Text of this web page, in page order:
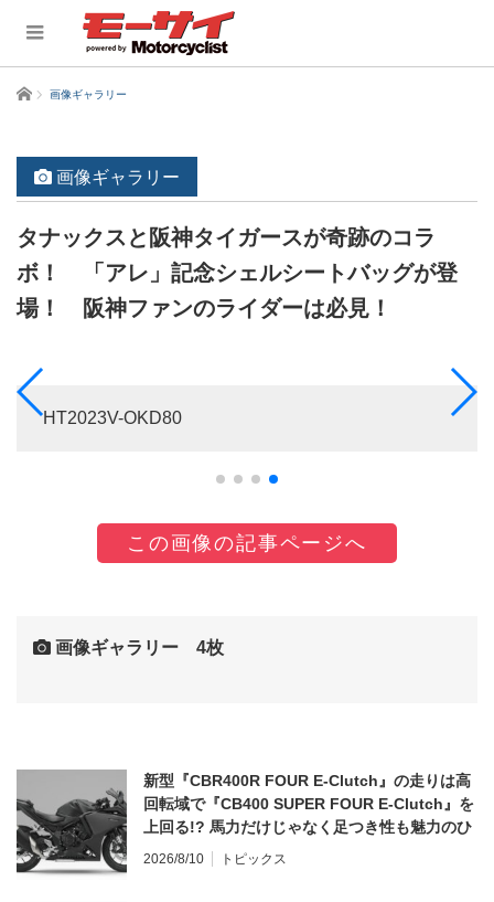
ホーム 画像ギャラリー
画像ギャラリー
タナックスと阪神タイガースが奇跡のコラ
ボ！ 「アレ」記念シェルシートバッグが登
場！ 阪神ファンのライダーは必見！
HT2023V-OKD80
この画像の記事ページへ
画像ギャラリー 4枚
新型『CBR400R FOUR E-Clutch』の走りは高
回転域で『CB400 SUPER FOUR E-Clutch』を
上回る!? 馬力だけじゃなく足つき性も魅力のひ
とつ！
2026/8/10 トピックス